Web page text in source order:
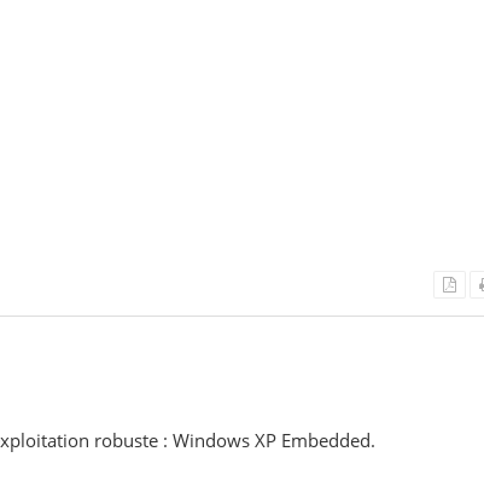
robuste : Windows XP Embedded.